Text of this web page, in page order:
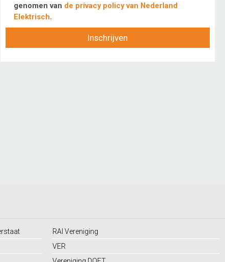
genomen van de privacy policy van Nederland
Elektrisch.
Inschrijven
RAI Vereniging
VER